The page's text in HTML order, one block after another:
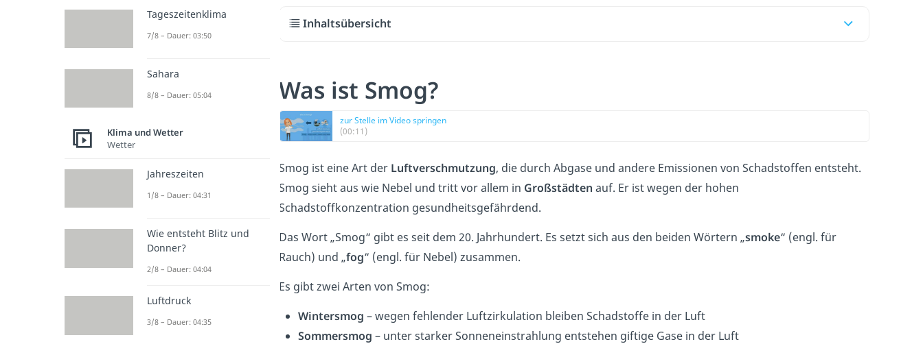
Inhaltsübersicht
Was ist Smog?
zur Stelle im Video springen
(00:11)
Smog ist eine Art der Luftverschmutzung, die durch Abgase und andere Emissionen von Schadstoffen entsteht.
Smog sieht aus wie Nebel und tritt vor allem in Großstädten auf. Er ist wegen der hohen
Schadstoffkonzentration gesundheitsgefährdend.
Das Wort „Smog“ gibt es seit dem 20. Jahrhundert. Es setzt sich aus den beiden Wörtern „smoke“ (engl. für
Rauch) und „fog“ (engl. für Nebel) zusammen.
Es gibt zwei Arten von Smog:
Wintersmog – wegen fehlender Luftzirkulation bleiben Schadstoffe in der Luft
Sommersmog – unter starker Sonneneinstrahlung entstehen giftige Gase in der Luft
Tageszeitenklima
7/8 – Dauer: 03:50
Sahara
8/8 – Dauer: 05:04
Klima und Wetter
Wetter
Jahreszeiten
1/8 – Dauer: 04:31
Wie entsteht Blitz und
Donner?
2/8 – Dauer: 04:04
Luftdruck
3/8 – Dauer: 04:35